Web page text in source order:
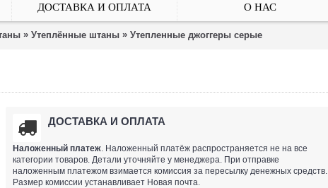
ДОСТАВКА И ОПЛАТА О НАС
» Утеплённые штаны » Утепленные джоггеры серые
ДОСТАВКА И ОПЛАТА
Наложенный платеж. Наложенный платёж распространяется не на все
категории товаров. Детали уточняйте у менеджера. При отправке
наложенным платежом взимается комиссия за пересылку денежных средств.
Размер комиссии устанавливает Новая почта.